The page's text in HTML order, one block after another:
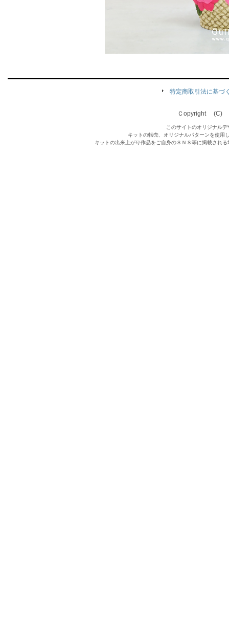
特定商取引法に基づ
Ｃopyright (C)
このサイトのオリジナル
キットの転売、オリジナルパターンを使用
キットの出来上がり作品をご自身のＳＮＳ等に掲載され